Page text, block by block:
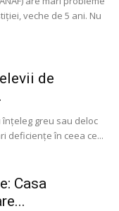
veche de 5 ani. Nu
de
greu sau deloc
deficiențe în ceea ce...
Casa